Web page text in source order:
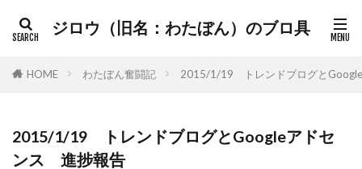
ジロウ（旧名：わたぼん）のブロ具
HOME わたぼん奮闘記 2015/1/19 トレンドブログと
2015/1/19 トレンドブログとGoogleアドセ
ンス 進捗報告